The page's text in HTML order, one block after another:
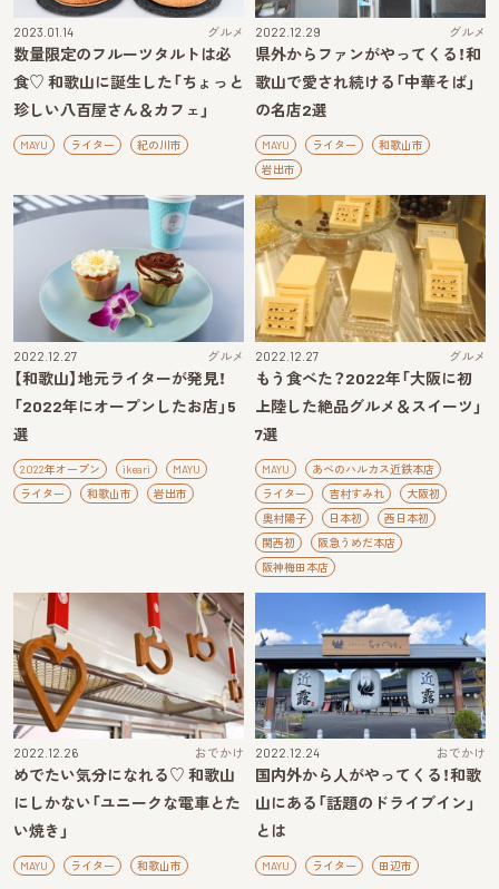
2023.01.14 グルメ
数量限定のフルーツタルトは必
食♡ 和歌山に誕生した「ちょっと
珍しい八百屋さん＆カフェ」
MAYU ライター 紀の川市
2022.12.29 グルメ
県外からファンがやってくる！和
歌山で愛され続ける「中華そば」
の名店2選
MAYU ライター
和歌山市
岩出市
2022.12.27 グルメ
【和歌山】地元ライターが発見！
「2022年にオープンしたお店」5
選
2022年オープン ikeari
MAYU
ライター
和歌山市 岩出市
2022.12.27 グルメ
もう食べた？2022年「大阪に初
上陸した絶品グルメ＆スイーツ」
7選
MAYU
あべのハルカス近鉄本店
ライター
吉村すみれ
大阪初
奥村陽子
日本初
西日本初
関西初
阪急うめだ本店
阪神梅田本店
2022.12.26 おでかけ
めでたい気分になれる♡ 和歌山
にしかない「ユニークな電車とた
い焼き」
MAYU ライター 和歌山市
2022.12.24 おでかけ
国内外から人がやってくる！和歌
山にある「話題のドライブイン」
とは
MAYU ライター 田辺市